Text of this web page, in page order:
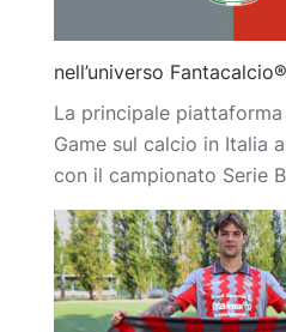
nell’universo Fantacalcio®
La principale
Game sul calcio in Italia
con il campionato Serie